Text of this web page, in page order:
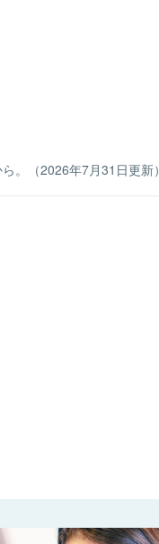
。（2026年7月31日更新）